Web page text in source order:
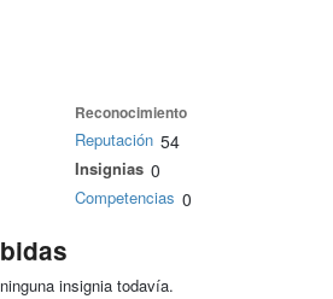
Reconocimiento
Reputación 54
Insignias 0
Competencias 0
insignia todavía.